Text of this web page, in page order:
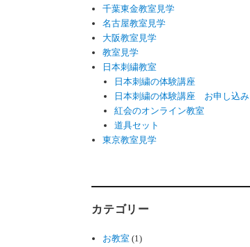
千葉東金教室見学
名古屋教室見学
大阪教室見学
教室見学
日本刺繍教室
日本刺繍の体験講座
日本刺繍の体験講座 お申し込み
紅会のオンライン教室
道具セット
東京教室見学
カテゴリー
お教室 (1)